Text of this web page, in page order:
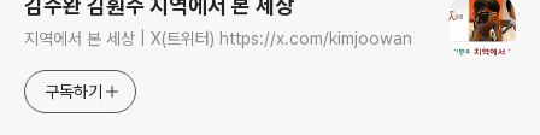
김주완 김훤주 지역에서 본 세상
지역에서 본 세상 | X(트위터) https://x.com/kimjoowan
구독하기